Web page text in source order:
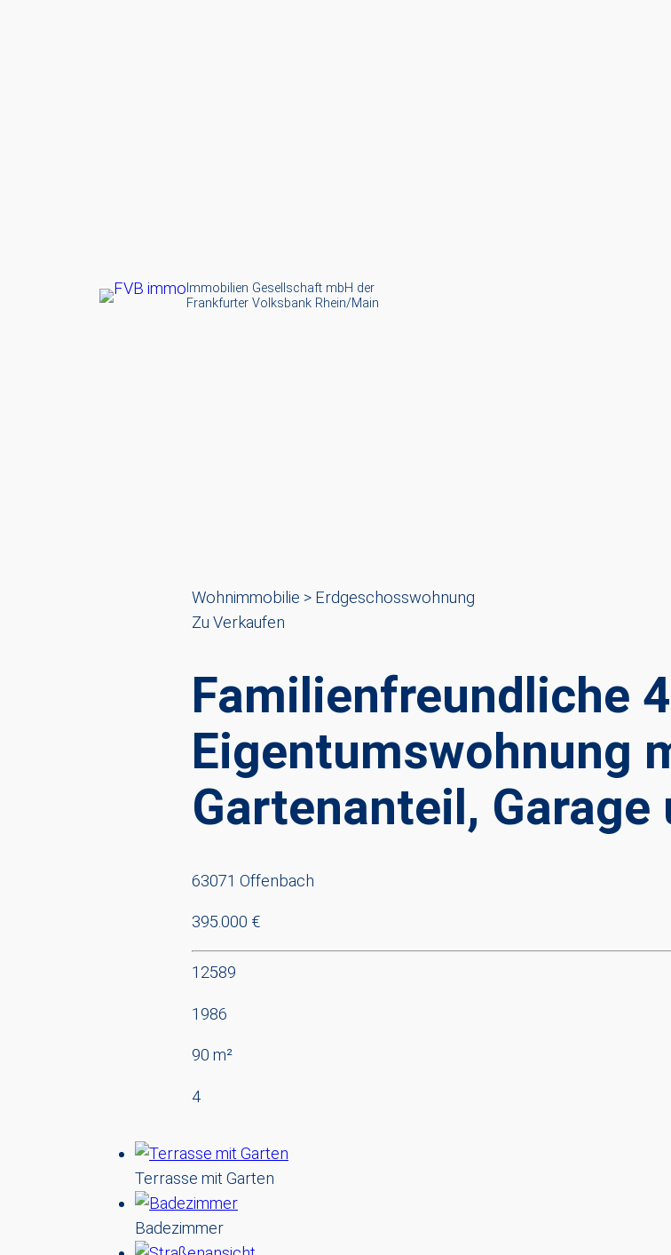
Immobilien Gesellschaft mbH der
Frankfurter Volksbank Rhein/Main
Wohnimmobilie > Erdgeschosswohnung
Zu Verkaufen
Familienfreundliche
Eigentumswohnung
Gartenanteil, Garage
63071 Offenbach
395.000 €
12589
1986
90 m²
4
Terrasse mit Garten
Badezimmer